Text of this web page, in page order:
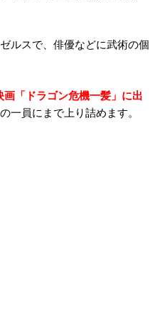
ルスで、俳優などに武術の個
「ドラゴン危機一髪」に出
一員にまで上り詰めます。